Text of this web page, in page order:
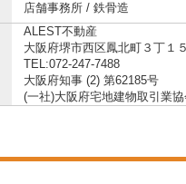
店舗事務所 / 鉄骨造
ALEST不動産
大阪府堺市西区鳳北町３丁１
TEL:072-247-7488
大阪府知事 (2) 第62185号
(一社)大阪府宅地建物取引業協